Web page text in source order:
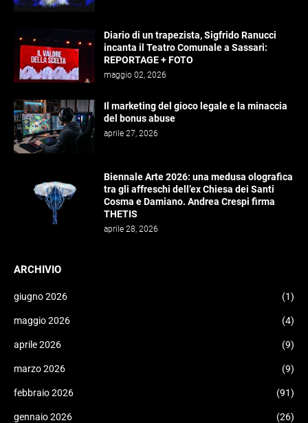
Diario di un trapezista, Sigfrido Ranucci
incanta il Teatro Comunale a Sassari:
REPORTAGE + FOTO
maggio 02, 2026
Il marketing del gioco legale e la minaccia
del bonus abuse
aprile 27, 2026
Biennale Arte 2026: una medusa olografica
tra gli affreschi dell’ex Chiesa dei Santi
Cosma e Damiano. Andrea Crespi firma
THETIS
aprile 28, 2026
ARCHIVIO
giugno 2026 (1)
maggio 2026 (4)
aprile 2026 (9)
marzo 2026 (9)
febbraio 2026 (91)
gennaio 2026 (26)